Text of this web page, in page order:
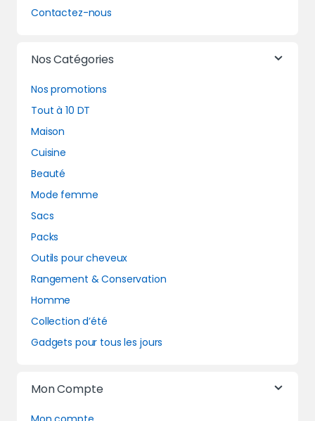
Contactez-nous
Nos Catégories
Nos promotions
Tout à 10 DT
Maison
Cuisine
Beauté
Mode femme
Sacs
Packs
Outils pour cheveux
Rangement & Conservation
Homme
Collection d’été
Gadgets pour tous les jours
Mon Compte